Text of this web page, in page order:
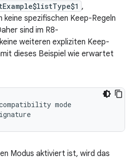
,
keine spezifischen Keep-Regeln
sind im R8-
weiteren expliziten Keep-
dieses Beispiel wie erwartet
mode
Modus aktiviert ist, wird das